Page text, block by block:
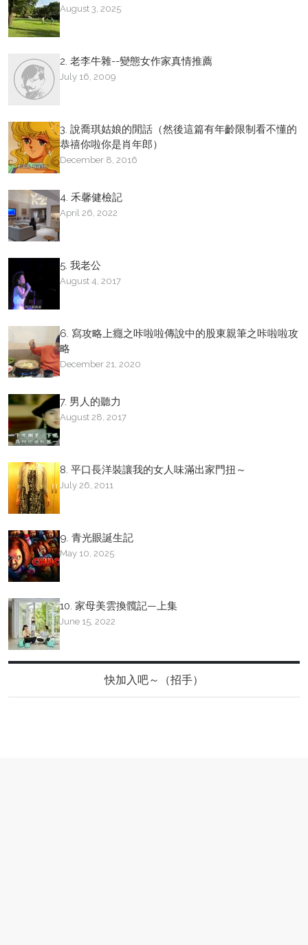
August 3, 2025
2. 老李牛雜--變態女作家真情推薦
July 16, 2009
3. 說喬琪姑娘的閒話（然後這篇有年齡限制看不懂的
恭禧你啦你是肖年郎）
December 8, 2016
4. 禾馨健檢記
April 26, 2022
5. 我老公
August 4, 2017
6. 寫攻略上癮之咔啦啦傳說中的股東親筆之咔啦啦攻
略
December 21, 2020
7. 男人的聽力
August 28, 2017
8. 平口長洋裝讓我的女人味滿出家門扭～
July 26, 2011
9. 青光眼誕生記
May 10, 2025
10. 家母美雲換髖記—上集
June 15, 2022
快加入吧～（招手）